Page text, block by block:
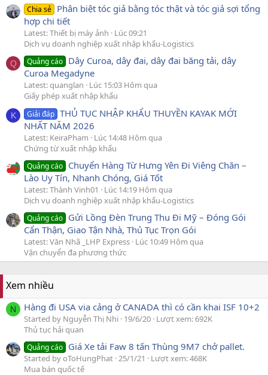
Chia sẻ Phân biệt tóc giả bằng tóc thật và tóc giả sợi tổng
hợp chi tiết
Latest: Thiết bị máy ảnh
Lúc 09:21
Dịch vụ doanh nghiệp xuất nhập khẩu-Logistics
Q Quảng cáo Dây Curoa, dây đai, dây đai băng tải, dây
Curoa Megadyne
Latest: quanglan
Lúc 15:03 Hôm qua
Giấy phép xuất nhập khẩu
K Giải đáp THỦ TỤC NHẬP KHẨU THUYỀN KAYAK MỚI
NHẤT NĂM 2026
Latest: KeiraPham
Lúc 14:48 Hôm qua
Chứng từ xuất nhập khẩu
Quảng cáo Chuyển Hàng Từ Hưng Yên Đi Viêng Chăn –
Lào Uy Tín, Nhanh Chóng, Giá Tốt
Latest: Thành Vinh01
Lúc 14:19 Hôm qua
Dịch vụ doanh nghiệp xuất nhập khẩu-Logistics
Quảng cáo Gửi Lồng Đèn Trung Thu Đi Mỹ – Đóng Gói
Cẩn Thận, Giao Tận Nhà, Thủ Tục Trọn Gói
Latest: Văn Nhã _LHP Express Lúc 10:49 Hôm qua
Vận chuyển đa phương thức
Xem nhiều
N Hàng đi USA via cảng ở CANADA thì có cần khai ISF 10+2
Started by Nguyễn Thị Nhi 19/6/20 Lượt xem: 692K
Thủ tục hải quan
Quảng cáo Giá Xe tải Faw 8 tấn Thùng 9M7 chở pallet.
Started by oToHungPhat 25/1/21
Lượt xem: 468K
Mua bán quốc tế